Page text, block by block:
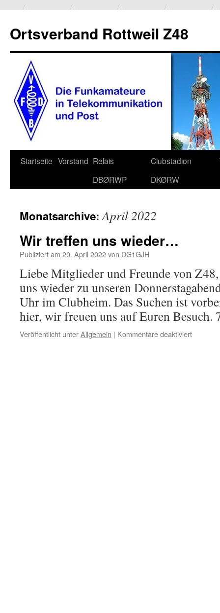
Ortsverband Rottweil Z48
Zum
Startseite Vorstand Relais
DBØRWP
Clubstadion
DKØRW
Monatsarchive:April 2022
Wir treffen uns wieder…
Publiziert am 20. April 2022von DG1GJH
Liebe Mitglieder und Freunde von
uns wieder zu unseren
Uhr im Clubheim. Das Suchen ist
hier, wir freuen uns auf Euren
Veröffentlicht unterAllgemein | Kommentare deaktiviertfür